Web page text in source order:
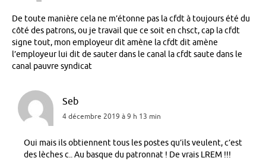
De toute manière cela ne m’étonne pas la cfdt à toujours été du
côté des patrons, ou je travail que ce soit en chsct, cap la cfdt
signe tout, mon employeur dit amène la cfdt dit amène
l’employeur lui dit de sauter dans le canal la cfdt saute dans le
canal pauvre syndicat
Seb
4 décembre 2019 à 9 h 13 min
Oui mais ils obtiennent tous les postes qu’ils veulent, c’est
des lèches c.. Au basque du patronnat ! De vrais LREM !!!